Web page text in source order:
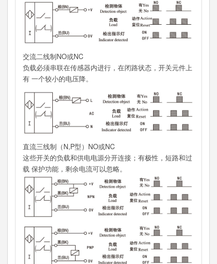
交流二线制NO或NC
负载必须串联在传感器内进行，在闭路状态，开关元件上
有 一个较小的电压降。
直流三线制（N,P型）NO或NC
这些开关的负载和供电电源分开连接；有极性，短路和过
载 保护功能，剩余电流可以忽略。